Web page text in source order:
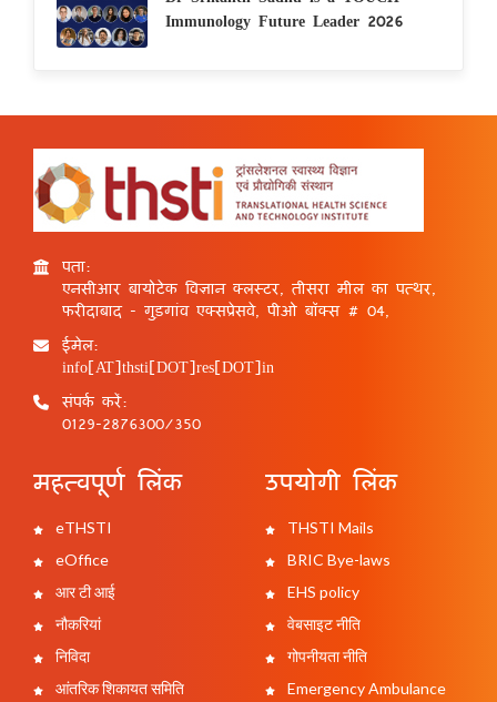
Immunology Future Leader 2026
पता:
एनसीआर बायोटेक विज्ञान क्लस्टर, तीसरा मील का पत्थर,
फरीदाबाद - गुड़गांव एक्सप्रेसवे, पीओ बॉक्स # 04,
ईमेल:
info[AT]thsti[DOT]res[DOT]in
संपर्क करें:
0129-2876300/350
महत्वपूर्ण लिंक
eTHSTI
eOffice
आर टी आई
नौकरियां
निविदा
आंतरिक शिकायत समिति
उपयोगी लिंक
THSTI Mails
BRIC Bye-laws
EHS policy
वेबसाइट नीति
गोपनीयता नीति
Emergency Ambulance